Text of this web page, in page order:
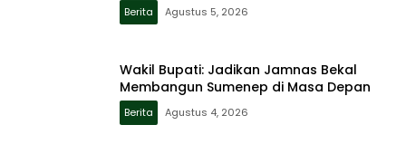
Berita Agustus 5, 2026
Wakil Bupati: Jadikan Jamnas Bekal
Membangun Sumenep di Masa Depan
Berita Agustus 4, 2026